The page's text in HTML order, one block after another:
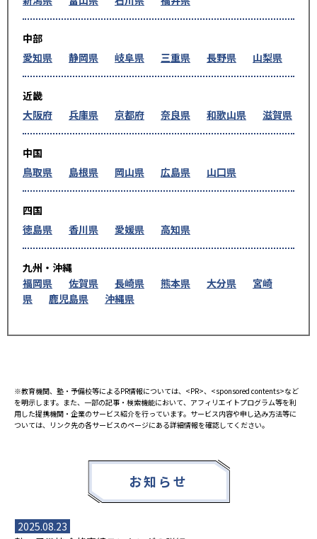
中部
愛知県
静岡県 岐阜県 三重県 長野県 山梨県
近畿
大阪府
兵庫県 京都府 奈良県 和歌山県 滋賀県
中国
鳥取県
島根県 岡山県 広島県 山口県
四国
徳島県
香川県 愛媛県 高知県
九州・沖縄
福岡県
佐賀県 長崎県 熊本県 大分県
宮崎
県
鹿児島県 沖縄県
※教育機関、塾・予備校等によるPR情報については、<PR>、<sponsored contents>など
を明示します。また、一部の記事・検索機能において、アフィリエイトプログラム等を利
用した提携機関・企業のサービス紹介を行っています。サービス内容や申し込み方法等に
ついては、リンク先の各サービスのページにある詳細情報を確認してください。
お知らせ
2025.08.23